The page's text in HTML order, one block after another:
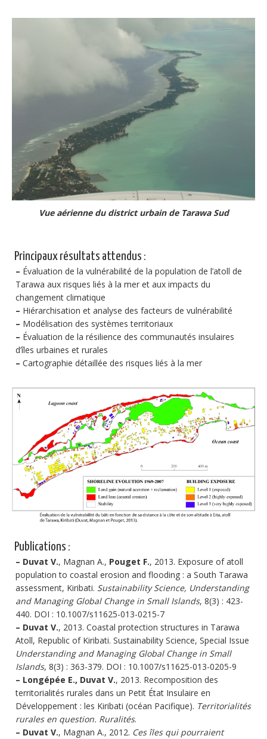
Vue aérienne du district urbain de Tarawa Sud
Principaux résultats attendus :
– Évaluation de la vulnérabilité de la population de l’atoll de
Tarawa aux risques liés à la mer et aux impacts du
changement climatique
– Hiérarchisation et analyse des facteurs de vulnérabilité
– Modélisation des systèmes territoriaux
– Évaluation de la résilience des communautés insulaires
d’îles urbaines et rurales
– Cartographie détaillée des risques liés à la mer
Publications :
– Duvat V., Magnan A., Pouget F., 2013. Exposure of atoll
population to coastal erosion and flooding : a South Tarawa
assessment, Kiribati. Sustainability Science, Understanding
and Managing Global Change in Small Islands, 8(3) : 423-
440. DOI : 10.1007/s11625-013-0215-7
– Duvat V., 2013. Coastal protection structures in Tarawa
Atoll, Republic of Kiribati. Sustainability Science, Special Issue
Understanding and Managing Global Change in Small
Islands, 8(3) : 363-379. DOI : 10.1007/s11625-013-0205-9
– Longépée E., Duvat V., 2013. Recomposition des
territorialités rurales dans un Petit État Insulaire en
Développement : les Kiribati (océan Pacifique). Territorialités
rurales en question. Ruralités.
– Duvat V., Magnan A., 2012. Ces îles qui pourraient